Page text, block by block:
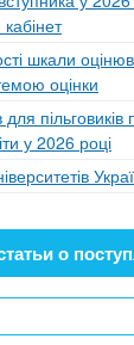
шкали
оцінки
пільговиків
у 2026 році
о